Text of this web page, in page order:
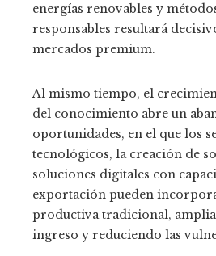
energías renovables y
responsables resultará
mercados premium.
Al mismo tiempo, el
del conocimiento abre un
oportunidades, en el que los
tecnológicos, la creación de
soluciones digitales con
exportación pueden
productiva tradicional,
ingreso y reduciendo las